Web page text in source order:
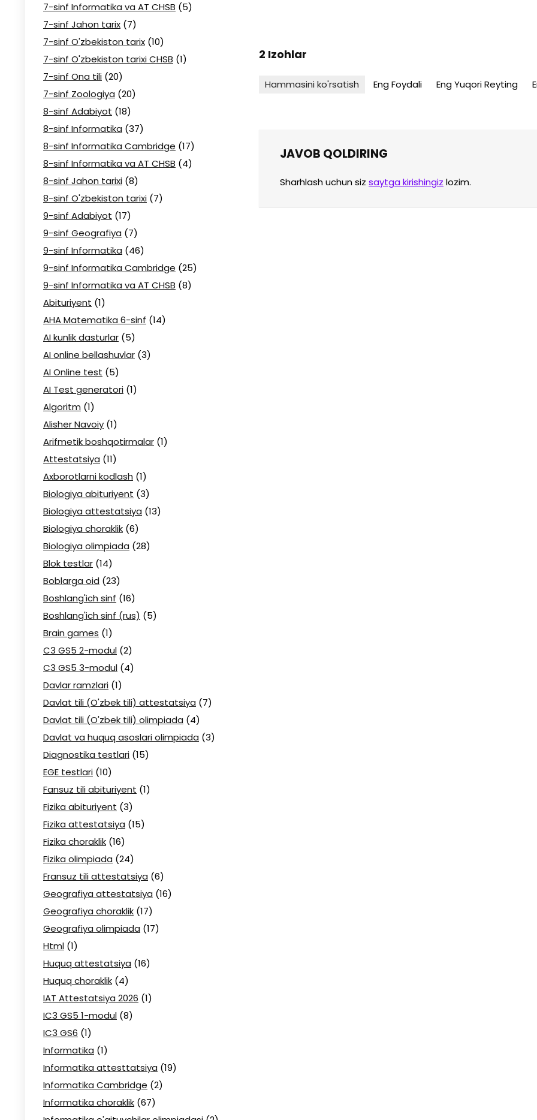
2 Izohlar
Hammasini ko'rsatish Eng Foydali Eng Yuqori Reyting
JAVOB QOLDIRING
Sharhlash uchun siz saytga kirishingiz lozim.
7-sinf Informatika va AT CHSB (5)
7-sinf Jahon tarix (7)
7-sinf O'zbekiston tarix (10)
7-sinf O'zbekiston tarixi CHSB (1)
7-sinf Ona tili (20)
7-sinf Zoologiya (20)
8-sinf Adabiyot (18)
8-sinf Informatika (37)
8-sinf Informatika Cambridge (17)
8-sinf Informatika va AT CHSB (4)
8-sinf Jahon tarixi (8)
8-sinf O'zbekiston tarixi (7)
9-sinf Adabiyot (17)
9-sinf Geografiya (7)
9-sinf Informatika (46)
9-sinf Informatika Cambridge (25)
9-sinf Informatika va AT CHSB (8)
Abituriyent (1)
AHA Matematika 6-sinf (14)
AI kunlik dasturlar (5)
AI online bellashuvlar (3)
AI Online test (5)
AI Test generatori (1)
Algoritm (1)
Alisher Navoiy (1)
Arifmetik boshqotirmalar (1)
Attestatsiya (11)
Axborotlarni kodlash (1)
Biologiya abituriyent (3)
Biologiya attestatsiya (13)
Biologiya choraklik (6)
Biologiya olimpiada (28)
Blok testlar (14)
Boblarga oid (23)
Boshlang'ich sinf (16)
Boshlang'ich sinf (rus) (5)
Brain games (1)
C3 GS5 2-modul (2)
C3 GS5 3-modul (4)
Davlar ramzlari (1)
Davlat tili (O'zbek tili) attestatsiya (7)
Davlat tili (O'zbek tili) olimpiada (4)
Davlat va huquq asoslari olimpiada (3)
Diagnostika testlari (15)
EGE testlari (10)
Fansuz tili abituriyent (1)
Fizika abituriyent (3)
Fizika attestatsiya (15)
Fizika choraklik (16)
Fizika olimpiada (24)
Fransuz tili attestatsiya (6)
Geografiya attestatsiya (16)
Geografiya choraklik (17)
Geografiya olimpiada (17)
Html (1)
Huquq attestatsiya (16)
Huquq choraklik (4)
IAT Attestatsiya 2026 (1)
IC3 GS5 1-modul (8)
IC3 GS6 (1)
Informatika (1)
Informatika attesttatsiya (19)
Informatika Cambridge (2)
Informatika choraklik (67)